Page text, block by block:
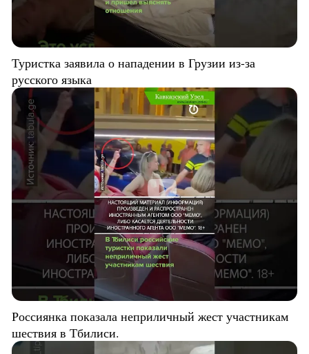
Туристка заявила о нападении в Грузии из-за
русского языка
Россиянка показала неприличный жест участникам
шествия в Тбилиси.